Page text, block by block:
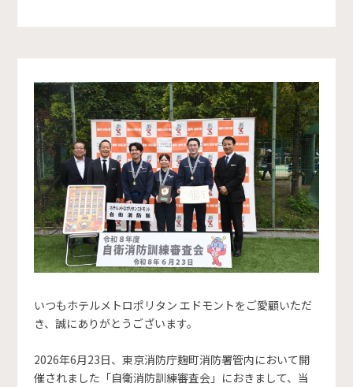
いつもホテルメトロポリタン エドモントをご愛顧いただ
き、誠にありがとうございます。
2026年6月23日、東京消防庁麹町消防署管内において開
催されました「自衛消防訓練審査会」におきまして、当